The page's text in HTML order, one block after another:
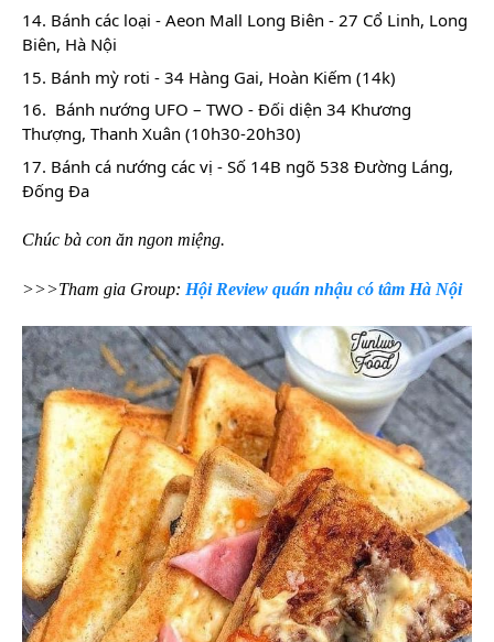
14. Bánh các loại - Aeon Mall Long Biên - 27 Cổ Linh, Long
Biên, Hà Nội
15. Bánh mỳ roti - 34 Hàng Gai, Hoàn Kiếm (14k)
16.  Bánh nướng UFO – TWO - Đối diện 34 Khương
Thượng, Thanh Xuân (10h30-20h30)
17. Bánh cá nướng các vị - Số 14B ngõ 538 Đường Láng,
Đống Đa
Chúc bà con ăn ngon miệng.
>>>Tham gia Group: Hội Review quán nhậu có tâm Hà Nội